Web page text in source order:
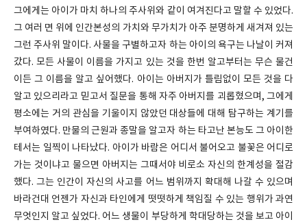
그에게는 아이가 마치 하나의 주사위와 같이 여겨진다고 말할 수 있었다.
그 여러 면 위에 인간본성의 가치와 무가치가 아주 분명하게 새겨져 있는
그런 주사위 말이다. 사물을 구별하고자 하는 아이의 욕구는 나날이 커져
갔다. 모든 사물이 이름을 가지고 있는 것을 한번 알고부터는 무슨 물건
이든 그 이름을 알고 싶어했다. 아이는 아버지가 틀림없이 모든 것을 다
알고 있으리라고 믿고서 질문을 통해 자주 아버지를 괴롭혔으며, 그에게
평소에는 거의 관심을 기울이지 않았던 대상들에 대해 탐구하는 계기를
부여하였다. 만물의 근원과 종말을 알고자 하는 타고난 본능도 그 아이한
테서는 일찍이 나타났다. 아이가 바람은 어디서 불어오고 불꽃은 어디로
가는 것이냐고 물으면 아버지는 그때서야 비로소 자신의 한계성을 절감
했다. 그는 인간이 자신의 사고를 어느 범위까지 확대해 나갈 수 있으며
바라건대 언젠가 자신과 타인에게 떳떳하게 책임질 수 있는 행위가 과연
무엇인지 알고 싶었다. 어느 생물이 부당하게 학대당하는 것을 보고 아이